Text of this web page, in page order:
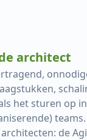
architect
het sturen op
de